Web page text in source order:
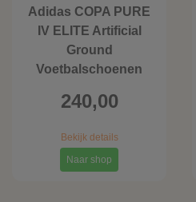
Adidas COPA PURE
IV ELITE Artificial
Ground
Voetbalschoenen
240,00
Bekijk details
Naar shop